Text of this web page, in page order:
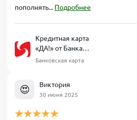
пополнять... Подробнее
Кредитная карта
«ДА!» от Банка
Синара
Банковская карта
😍 Виктория
30 июня 2025